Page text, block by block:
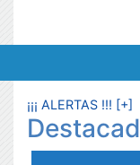
MENÚ
¡¡¡ ALERTAS !!! [+]